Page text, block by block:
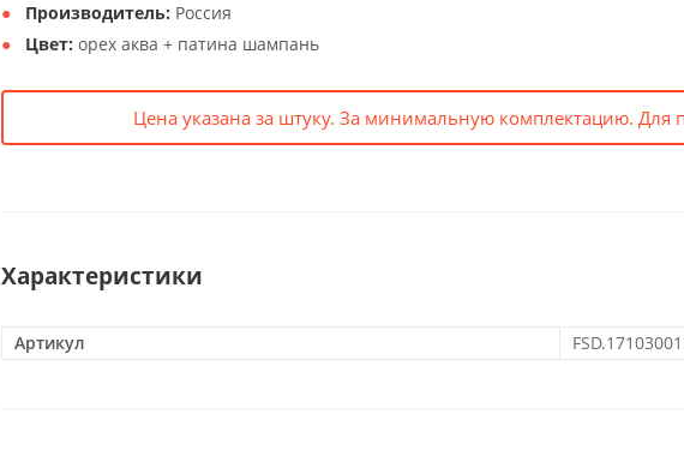
Производитель: Россия
Цвет: орех аква + патина шампань
Цена указана за штуку. За минимальную комплектацию. Для
Характеристики
Артикул